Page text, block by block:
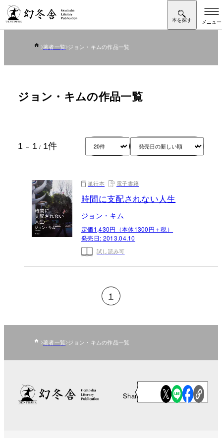
著者一覧 ジョン・キムの作品一覧
ジョン・キムの作品一覧
1 ～ 1 / 1件
単行本 電子書籍
時間に支配されない人生
ジョン・キム
定価1,430円（本体1300円＋税）
発売日: 2013.04.10
試し読み可
1
著者一覧 ジョン・キムの作品一覧
Share